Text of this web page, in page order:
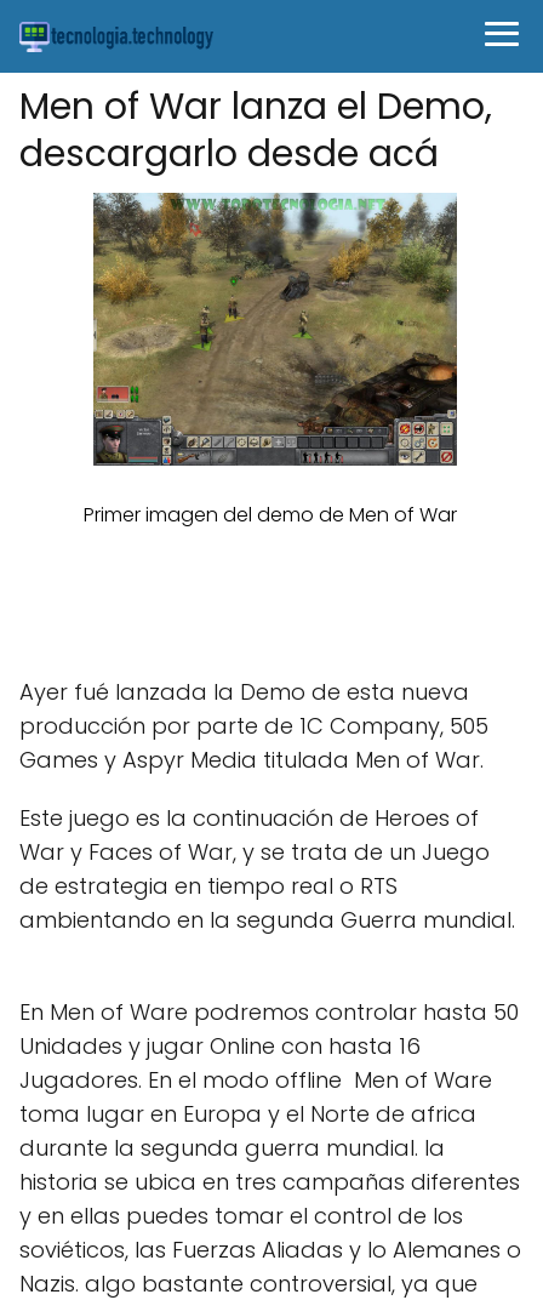
Men of War lanza el Demo,
descargarlo desde acá
Primer imagen del demo de Men of War
Ayer fué lanzada la Demo de esta nueva
producción por parte de 1C Company, 505
Games y Aspyr Media titulada Men of War.
Este juego es la continuación de Heroes of
War y Faces of War, y se trata de un Juego
de estrategia en tiempo real o RTS
ambientando en la segunda Guerra mundial.
En Men of Ware podremos controlar hasta 50
Unidades y jugar Online con hasta 16
Jugadores. En el modo offline Men of Ware
toma lugar en Europa y el Norte de africa
durante la segunda guerra mundial. la
historia se ubica en tres campañas diferentes
y en ellas puedes tomar el control de los
soviéticos, las Fuerzas Aliadas y lo Alemanes o
Nazis. algo bastante controversial, ya que